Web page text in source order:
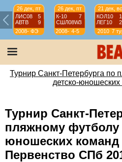
26 дек, пт
ЛИС08
5
АВТВ
9
2008-
2009
ФЭ
26 дек, пт
К-10
7
СШЛ08W3
2008-
2009
4-5
21 дек, вс
КОЛ10
ЛЕГ10
2
2010 7
Турнир Санкт-Петербурга по
детско-
Турнир Санкт-
пляжному футболу
юношеских команд
Первенство СПб